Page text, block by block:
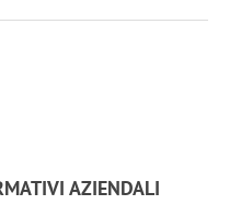
AZIENDALI